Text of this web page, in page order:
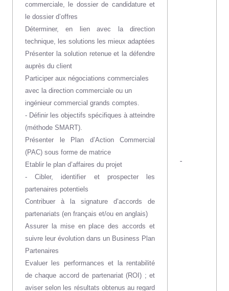
commerciale, le dossier de candidature et
le dossier d’offres
Déterminer, en lien avec la direction
technique, les solutions les mieux adaptées
Présenter la solution retenue et la défendre
auprès du client
Participer aux négociations commerciales
avec la direction commerciale ou un
ingénieur commercial grands comptes.
- Définir les objectifs spécifiques à atteindre
(méthode SMART).
Présenter le Plan d’Action Commercial
(PAC) sous forme de matrice
Etablir le plan d’affaires du projet
- Cibler, identifier et prospecter les
partenaires potentiels
Contribuer à la signature d’accords de
partenariats (en français et/ou en anglais)
Assurer la mise en place des accords et
suivre leur évolution dans un Business Plan
Partenaires
Evaluer les performances et la rentabilité
de chaque accord de partenariat (ROI) ; et
aviser selon les résultats obtenus au regard
-